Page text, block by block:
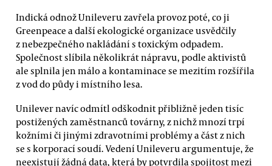
Indická odnož Unileveru zavřela provoz poté, co ji
Greenpeace a další ekologické organizace usvědčily
z nebezpečného nakládání s toxickým odpadem.
Společnost slíbila několikrát nápravu, podle aktivistů
ale splnila jen málo a kontaminace se mezitím rozšířila
z vod do půdy i místního lesa.
Unilever navíc odmítl odškodnit přibližně jeden tisíc
postižených zaměstnanců továrny, z nichž mnozí trpí
kožními či jinými zdravotními problémy a část z nich
se s korporací soudí. Vedení Unileveru argumentuje, že
neexistují žádná data, která by potvrdila spojitost mezi